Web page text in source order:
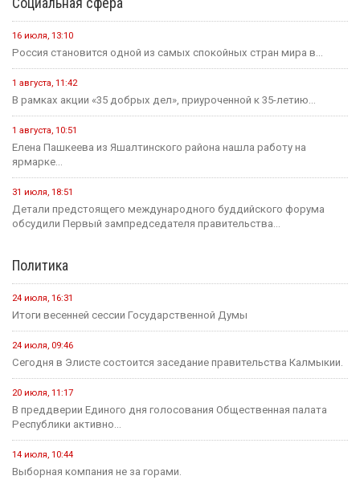
16 июля, 13:10
Россия становится одной из самых спокойных стран мира в...
1 августа, 11:42
В рамках акции «35 добрых дел», приуроченной к 35-летию...
1 августа, 10:51
Елена Пашкеева из Яшалтинского района нашла работу на
ярмарке...
31 июля, 18:51
Детали предстоящего международного буддийского форума
обсудили Первый зампредседателя правительства...
Политика
24 июля, 16:31
Итоги весенней сессии Государственной Думы
24 июля, 09:46
Сегодня в Элисте состоится заседание правительства Калмыкии.
20 июля, 11:17
В преддверии Единого дня голосования Общественная палата
Республики активно...
14 июля, 10:44
Выборная компания не за горами.